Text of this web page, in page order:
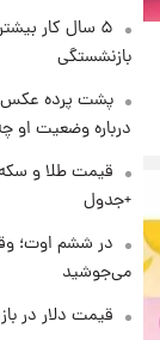
۵ سال کار
بازنشستگی
پشت پرده عکس
درباره وضعیت او
+جدول
در ششم اوت؛
می‌جوشید
قیمت دلار در بازار